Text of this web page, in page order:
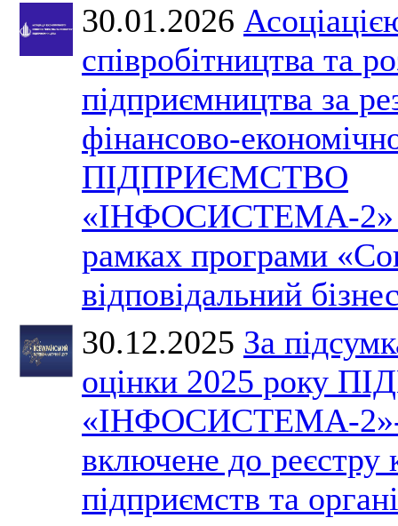
30.01.2026
співробітництва та
підприємництва за
фінансово-
ПІДПРИЄМСТВО
«ІНФОСИСТЕМА-2»
рамках програми
відповідальний
30.12.2025 За
оцінки 2025 року
«ІНФОСИСТЕМА-
включене до реєстру
підприємств та